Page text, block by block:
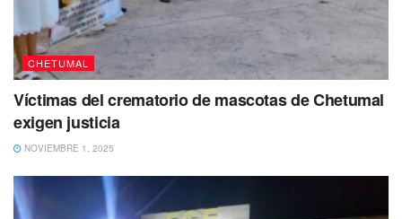
ningún accidente.
CHETUMAL
Víctimas del crematorio de mascotas de Chetumal
exigen justicia
NOVIEMBRE 1, 2025